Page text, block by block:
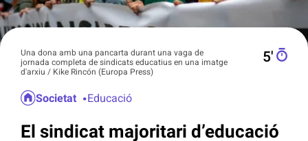
Una dona amb una pancarta durant una vaga de
jornada completa de sindicats educatius en una imatge
d'arxiu / Kike Rincón (Europa Press)
5′
Societat Educació
El sindicat majoritari d’educació